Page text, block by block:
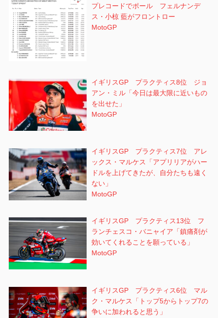
プレコードでポール フェルナンデ
ス・小椋 藍がフロントロー
MotoGP
イギリスGP プラクティス8位 ジョ
アン・ミル「今日は最大限に近いもの
を出せた」
MotoGP
イギリスGP プラクティス7位 アレ
ックス・マルケス「アプリリアがハー
ドルを上げてきたが、自分たちも遠く
ない」
MotoGP
イギリスGP プラクティス13位 フ
ランチェスコ・バニャイア「鎮痛剤が
効いてくれることを願っている」
MotoGP
イギリスGP プラクティス6位 マル
ク・マルケス「トップ5からトップ7の
争いに加われると思う」